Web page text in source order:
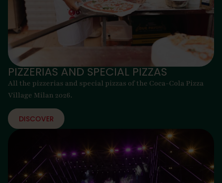
PIZZERIAS AND SPECIAL PIZZAS
All the pizzerias and special pizzas of the Coca-Cola Pizza
Village Milan 2026.
DISCOVER